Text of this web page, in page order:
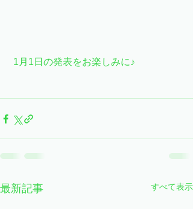
1月1日の発表をお楽しみに♪
最新記事 すべて表示